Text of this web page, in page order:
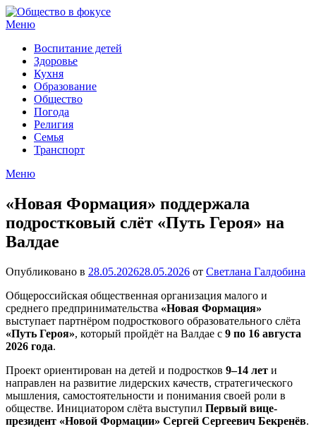
Перейти
к
Меню
Воспитание детей
Здоровье
Кухня
Образование
Общество
Погода
Религия
Семья
Транспорт
Меню
«Новая Формация» поддержала
подростковый слёт «Путь Героя» на
Валдае
Опубликовано в 28.05.202628.05.2026 от Светлана Галдобина
Общероссийская общественная организация малого и
среднего предпринимательства «Новая Формация»
выступает партнёром подросткового образовательного слёта
«Путь Героя», который пройдёт на Валдае с 9 по 16 августа
2026 года.
Проект ориентирован на детей и подростков 9–14 лет и
направлен на развитие лидерских качеств, стратегического
мышления, самостоятельности и понимания своей роли в
обществе. Инициатором слёта выступил Первый вице-
президент «Новой Формации» Сергей Сергеевич Бекренёв.